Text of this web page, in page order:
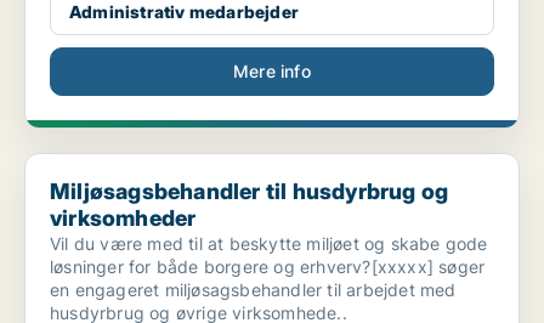
Administrativ medarbejder
Mere info
Miljøsagsbehandler til husdyrbrug og virksomheder
Miljøsagsbehandler til husdyrbrug og
virksomheder
Vil du være med til at beskytte miljøet og skabe gode
løsninger for både borgere og erhverv?[xxxxx] søger
en engageret miljøsagsbehandler til arbejdet med
husdyrbrug og øvrige virksomhede..